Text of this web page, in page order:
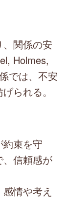
関係の安
Holmes,
では、不安
られる。
束を守
、信頼感が
感情や考え